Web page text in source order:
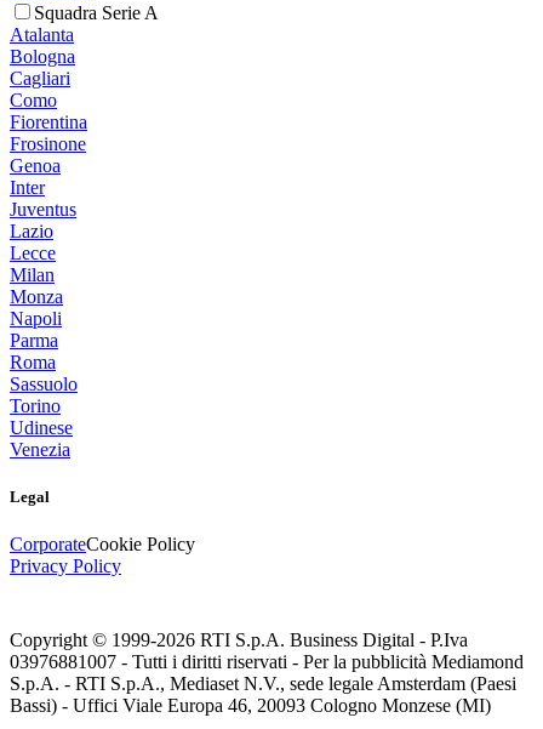
Squadra Serie A
Atalanta
Bologna
Cagliari
Como
Fiorentina
Frosinone
Genoa
Inter
Juventus
Lazio
Lecce
Milan
Monza
Napoli
Parma
Roma
Sassuolo
Torino
Udinese
Venezia
Legal
CorporateCookie Policy
Privacy Policy
Copyright © 1999-2026 RTI S.p.A. Business Digital - P.Iva
03976881007 - Tutti i diritti riservati - Per la pubblicità Mediamond
S.p.A. - RTI S.p.A., Mediaset N.V., sede legale Amsterdam (Paesi
Bassi) - Uffici Viale Europa 46, 20093 Cologno Monzese (MI)